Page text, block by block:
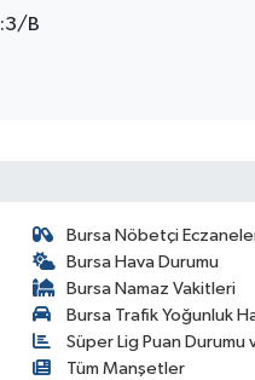
B
Bursa Nöbetçi
Bursa Hava Durumu
Bursa Namaz Vakitleri
Bursa Trafik Yoğunluk
Süper Lig Puan Durumu
Tüm Manşetler